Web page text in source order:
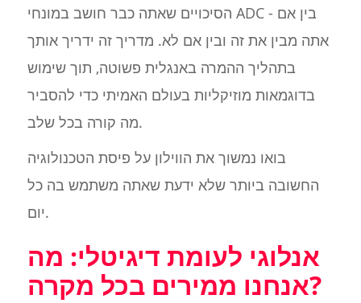
הסיכויים שאתה כבר חושב במונחי ADC - בין אם
אתה מבין את זה ובין אם לא. מדריך זה ידריך אותך
בתהליך ההמרה באנגלית פשוטה, תוך שימוש
בדוגמאות מוזיקליות בעולם האמיתי כדי להסביר
מה קורה בכל שלב.
בואו נמשוך את הווילון על פיסת הטכנולוגיה
החשובה ביותר שלא ידעת שאתה משתמש בה כל
יום.
אנלוגי לעומת דיגיטלי: מה
אנחנו ממירים בכל מקרה?